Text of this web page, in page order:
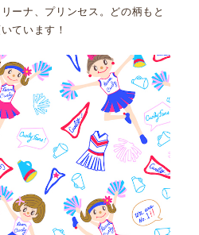
ーナ、プリンセス。どの柄もと
ています！